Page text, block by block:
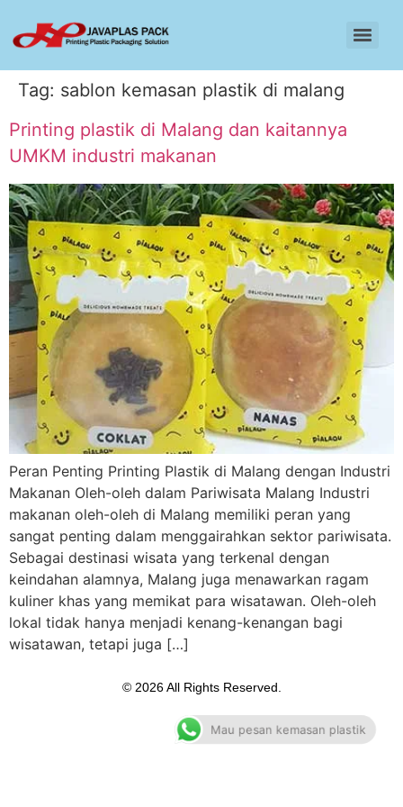
Tag: sablon kemasan plastik di malang
Printing plastik di Malang dan kaitannya
UMKM industri makanan
Peran Penting Printing Plastik di Malang dengan Industri
Makanan Oleh-oleh dalam Pariwisata Malang Industri
makanan oleh-oleh di Malang memiliki peran yang
sangat penting dalam menggairahkan sektor pariwisata.
Sebagai destinasi wisata yang terkenal dengan
keindahan alamnya, Malang juga menawarkan ragam
kuliner khas yang memikat para wisatawan. Oleh-oleh
lokal tidak hanya menjadi kenang-kenangan bagi
wisatawan, tetapi juga […]
© 2026 All Rights Reserved.
Mau pesan kemasan plastik